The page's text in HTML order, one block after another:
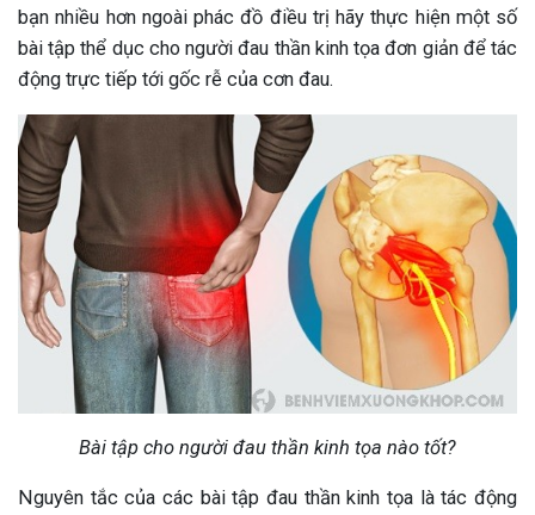
bạn nhiều hơn ngoài phác đồ điều trị hãy thực hiện một số
bài tập thể dục cho người đau thần kinh tọa đơn giản để tác
động trực tiếp tới gốc rễ của cơn đau.
Bài tập cho người đau thần kinh tọa nào tốt?
Nguyên tắc của các bài tập đau thần kinh tọa là tác động